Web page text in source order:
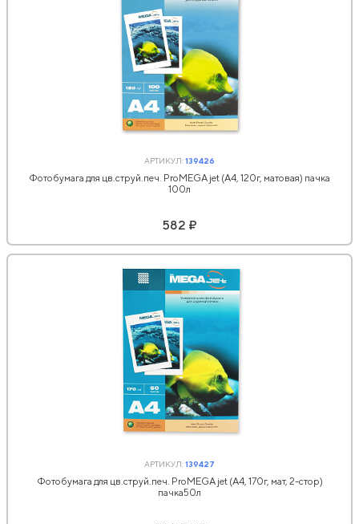
АРТИКУЛ:139426
Фотобумага для цв.струй.печ. ProMEGA jet (А4, 120г, матовая) пачка
100л
582 ₽
АРТИКУЛ:139427
Фотобумага для цв.струй.печ. ProMEGA jet (А4, 170г, мат, 2-стор)
пачка50л